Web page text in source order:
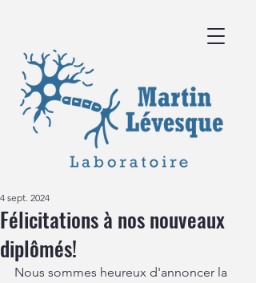
Félicitations à nos nouveaux
diplômés!
4 sept. 2024
Nous sommes heureux d'annoncer la